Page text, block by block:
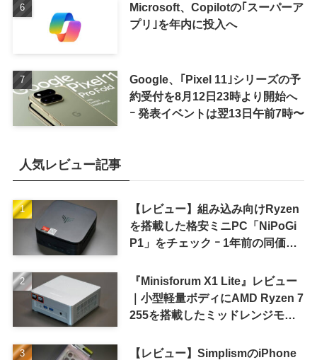
Microsoft、Copilotの｢スーパーア
プリ｣を年内に投入へ
Google、｢Pixel 11｣シリーズの予
約受付を8月12日23時より開始へ
ｰ 発表イベントは翌13日午前7時〜
人気レビュー記事
【レビュー】組み込み向けRyzen
を搭載した格安ミニPC「NiPoGi
P1」をチェック ｰ 1年前の同価格
『Minisforum X1 Lite』レビュー
｜小型軽量ボディにAMD Ryzen 7
255を搭載したミッドレンジモデ
【レビュー】SimplismのiPhone